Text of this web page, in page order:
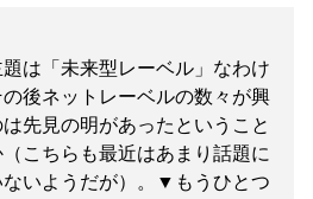
は「未来型レーベル」なわけ
後ネットレーベルの数々が興
先見の明があったということ
こちらも最近はあまり話題に
ないようだが）。▼もうひとつ